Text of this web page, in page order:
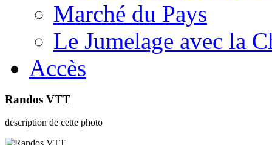
Marché du Pays
Le Jumelage avec la
Accès
Randos VTT
description de cette photo